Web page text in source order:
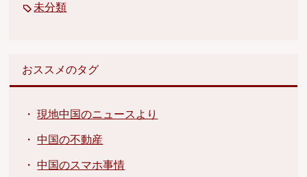
未分類
おススメのタグ
・現地中国のニュースより
・中国の不動産
・中国のスマホ事情